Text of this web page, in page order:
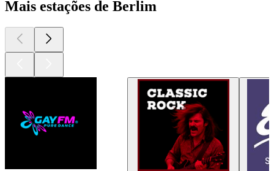
Mais estações de Berlim